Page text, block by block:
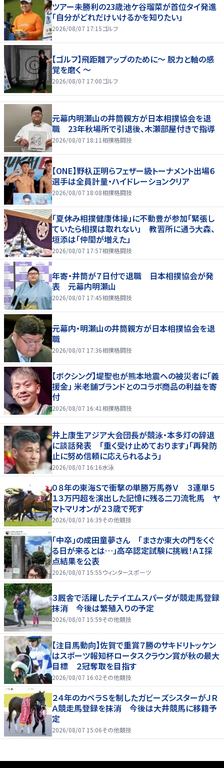
ツアー未勝利の23歳池ケ谷瑠菜が首位タイ発進
「自分がどれだけいけるかを知りたい」
2026/08/07 17:15ゴルフ
【ゴルフ】飛距離アップのために～ 脱力と軸の感
覚を磨く ～
2026/08/07 17:00ゴルフ
元幕内明瀬山の井筒親方が日本相撲協会を退
職 23年秋場所で引退後、木瀬部屋付きで指導
2026/08/07 18:11 相撲格闘技
【ONE】野杁正明らフェザー級トーナメント出場６
選手は全員計量・ハイドレーションクリア
2026/08/07 18:08相撲格闘技
「夏休み相撲健康体操」に不動豊が参加「緊張し
ていたら相撲は取れない」 教習所に通う大森、
垣添は「仲間が増えた」
2026/08/07 17:57相撲格闘技
年寄・井筒が７日付で退職 日本相撲協会が発
表 元幕内明瀬山
2026/08/07 17:45相撲格闘技
元幕内・明瀬山の井筒親方が日本相撲協会を退
職
2026/08/07 17:36相撲格闘技
【ボクシング】堤聖也が熊本地震への被災者に「義
援金」 米老舗ブランドとのコラボ商品の利益を寄
付
2026/08/07 16:41 相撲格闘技
井上康生アジア大会団長が競泳・本多灯の辞退
に談話発表 「重く受け止めております」「再発防
止に努め信頼に応えられるよう」
2026/08/07 16:16水泳
０８年の東海Ｓで衝撃の単勝万馬券Ｖ ３連単５
１３万円超を演出した記憶に残る二刀流牝馬 ヤ
マトマリオンが２３歳で死す
2026/08/07 16:39その他競技
「中卒」の成田童夢さん 「まさか東大の門をくぐ
る日が来るとは…」高卒認定試験に挑戦！ＡＩ採
点結果を公表
2026/08/07 15:55ウィンタースポーツ
３厩舎で活躍したテイエムスパーダが競走馬登録
抹消 今後は繁殖入りの予定
2026/08/07 15:59その他競技
【注目馬動向】佐賀で重賞７勝のサキドリトッケン
はスポーツ報知杯ロータスクラウン賞が秋の最大
目標 ２冠奪取を目指す
2026/08/07 16:02その他競技
２４年のカペラＳを制したガビーズシスターがＪＲ
Ａ競走馬登録を抹消 今後は大井競馬に移籍予
定
2026/08/07 15:06その他競技